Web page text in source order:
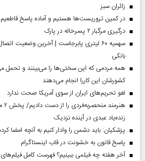
‌زائران سبز
در کمین تروریست‌ها هستیم و آماده پاسخ قاطعیم
درگیری مرگبار ۲ پسرخاله در پارک
سهمیه ۶۰ لیتری پابرجاست | آخرین وضعیت
بانکی
همه مردمی که این سختی‌ها را می‌بینند و تحمل
کشورشان این کاررا انجام می‌دهند
لغو تحریم‌های ایران از سوی آمریکا صحت ندارد
زنده‌یاد عبدی در آینده نزدیک
پزشکیان: باید دشمن را وادار کنیم به آنچه امضا
پاسخ قانون به خشونت در قاب اینستاگرام
آخر هفته چه فیلمی ببینیم؟ فهرست کامل